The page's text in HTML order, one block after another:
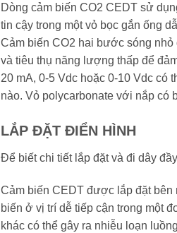
Dòng cảm biến CO2 CEDT sử
tin cậy trong một vỏ bọc gắn ống
Cảm biến CO2 hai bước sóng
và tiêu thụ năng lượng thấp để
20 mA, 0-5 Vdc hoặc 0-10 Vdc có
nào. Vỏ polycarbonate với nắp có
LẮP ĐẶT ĐIỂN HÌNH
Để biết chi tiết lắp đặt và đi dây
Cảm biến CEDT được lắp đặt
biến ở vị trí dễ tiếp cận trong một
khác có thể gây ra nhiễu loạn